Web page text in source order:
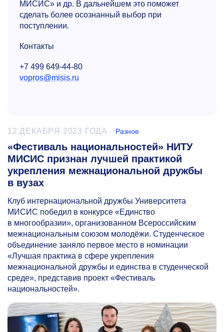
МИСИС» и др. В дальнейшем это поможет
сделать более осознанный выбор при
поступлении.
Контакты
+7 499 649-44-80
vopros@misis.ru
12 ДЕКАБРЯ 2023 ГОДА Разное
«Фестиваль национальностей» НИТУ
МИСИС признан лучшей практикой
укрепления межнациональной дружбы
в вузах
Клуб интернациональной дружбы Университета
МИСИС победил в конкурсе «Единство
в многообразии», организованном Всероссийским
межнациональным союзом молодёжи. Студенческое
объединение заняло первое место в номинации
«Лучшая практика в сфере укрепления
межнациональной дружбы и единства в студенческой
среде», представив проект «Фестиваль
национальностей».